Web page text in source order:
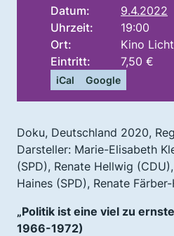
Datum:
9.4.2022
Uhrzeit:
19:00
Ort:
Kino
Eintritt:
7,50 €
iCal Google
Doku, Deutschland 2020,
Darsteller: Marie-Elisabeth
(SPD), Renate Hellwig
Haines (SPD), Renate
„Politik ist eine viel zu
1966-1972)